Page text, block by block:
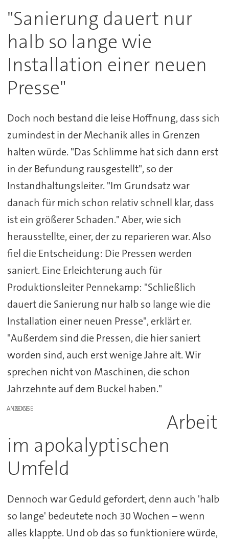
"Sanierung dauert nur
halb so lange wie
Installation einer neuen
Presse"
Doch noch bestand die leise Hoffnung, dass sich
zumindest in der Mechanik alles in Grenzen
halten würde. "Das Schlimme hat sich dann erst
in der Befundung rausgestellt", so der
Instandhaltungsleiter. "Im Grundsatz war
danach für mich schon relativ schnell klar, dass
ist ein größerer Schaden." Aber, wie sich
herausstellte, einer, der zu reparieren war. Also
fiel die Entscheidung: Die Pressen werden
saniert. Eine Erleichterung auch für
Produktionsleiter Pennekamp: "Schließlich
dauert die Sanierung nur halb so lange wie die
Installation einer neuen Presse", erklärt er.
"Außerdem sind die Pressen, die hier saniert
worden sind, auch erst wenige Jahre alt. Wir
sprechen nicht von Maschinen, die schon
Jahrzehnte auf dem Buckel haben."
ANZEIGE
Arbeit
im apokalyptischen
Umfeld
Dennoch war Geduld gefordert, denn auch 'halb
so lange' bedeutete noch 30 Wochen – wenn
alles klappte. Und ob das so funktioniere würde,